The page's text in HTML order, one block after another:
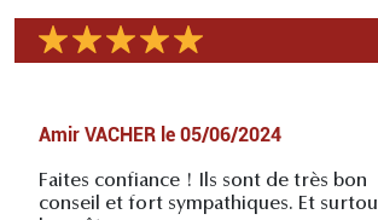
Amir VACHER le 05/06/2024
Faites confiance ! Ils sont de très bon
conseil et fort sympathiques. Et